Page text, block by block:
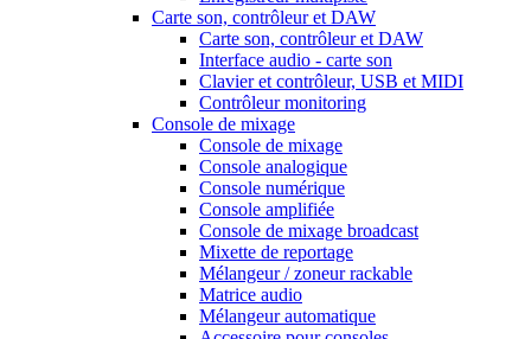
Carte son, contrôleur et DAW
Carte son, contrôleur et DAW
Interface audio - carte son
Clavier et contrôleur, USB et MIDI
Contrôleur monitoring
Console de mixage
Console de mixage
Console analogique
Console numérique
Console amplifiée
Console de mixage broadcast
Mixette de reportage
Mélangeur / zoneur rackable
Matrice audio
Mélangeur automatique